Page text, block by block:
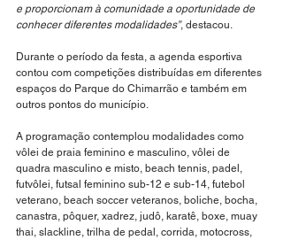
e proporcionam à comunidade a oportunidade de
conhecer diferentes modalidades”, destacou.
Durante o período da festa, a agenda esportiva
contou com competições distribuídas em diferentes
espaços do Parque do Chimarrão e também em
outros pontos do município.
A programação contemplou modalidades como
vôlei de praia feminino e masculino, vôlei de
quadra masculino e misto, beach tennis, padel,
futvôlei, futsal feminino sub-12 e sub-14, futebol
veterano, beach soccer veteranos, boliche, bocha,
canastra, pôquer, xadrez, judô, karatê, boxe, muay
thai, slackline, trilha de pedal, corrida, motocross,